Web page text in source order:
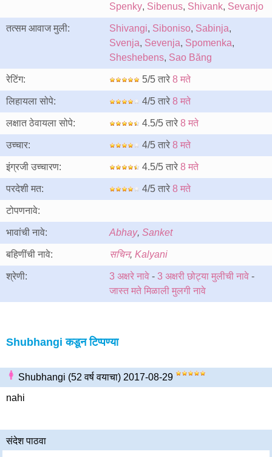
Spenky, Sibenus, Shivank, Sevanjo
तत्सम आवाज मुली: Shivangi, Siboniso, Sabinja,
Svenja, Sevenja, Spomenka,
Sheshebens, Sao Băng
रेटिंग: 5/5 तारे 8 मते
लिहायला सोपे: 4/5 तारे 8 मते
लक्षात ठेवायला सोपे: 4.5/5 तारे 8 मते
उच्चार: 4/5 तारे 8 मते
इंग्रजी उच्चारण: 4.5/5 तारे 8 मते
परदेशी मत: 4/5 तारे 8 मते
टोपणनावे:
भावांची नावे: Abhay, Sanket
बहिणींची नावे: सचिन, Kalyani
श्रेणी: 3 अक्षरे नावे - 3 अक्षरी छोट्या मुलीची नावे -
जास्त मते मिळाली मुलगी नावे
Shubhangi कडून टिप्पण्या
Shubhangi (52 वर्ष वयाचा) 2017-08-29
nahi
संदेश पाठवा